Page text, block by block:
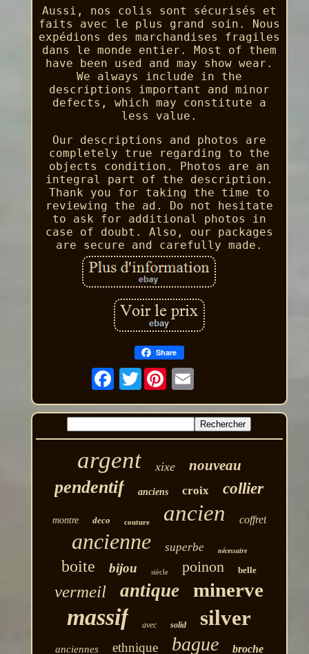
Aussi, nos colis sont sécurisés et
faits avec le plus grand soin. Nous
expédions des marchandises fragiles
dans le monde entier. Most of them
have been used and may show wear.
We always include in the
descriptions important and minor
defects, which may constitute a
less value.
Our descriptions and photos are
completely true regarding to the
objects condition. Photos are an
integral part of the description.
Thank you for taking the time to
reviewing the ad. Do not hesitate
to ask for additional photos in
case of doubt. Also, our packages
are secure and carefully made.
Share
Twitter
argent xixe nouveau
pendentif anciens croix collier
montre deco couture ancien coffret
ancienne superbe nécessaire
boite bijou siècle poinon belle
vermeil antique minerve
massif avec solid silver
anciennes ethnique bague broche